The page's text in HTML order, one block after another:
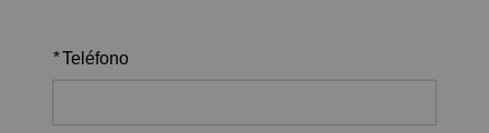
*Teléfono